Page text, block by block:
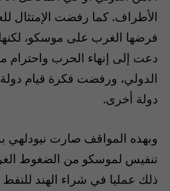
الأطراف. كما رفضت الإمتثال
فرضها الغرب على موسكو،
دعت إلى إنهاء الحرب واحترام
الدولي، ورفضت فكرة قيام
دولة أخرى.
وبهذه المواقف صارت نيودلهي
تنفيس لموسكو من الضغوط
ذلك عمليا في شراء الهند